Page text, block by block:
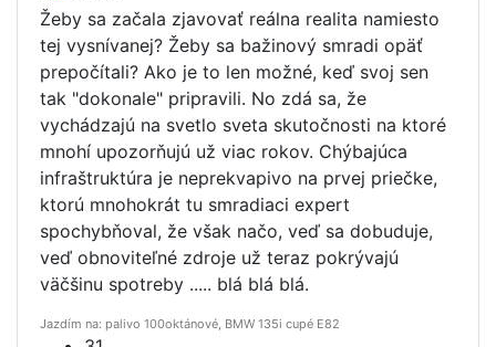
Žeby sa začala zjavovať reálna realita namiesto
tej vysnívanej? Žeby sa bažinový smradi opäť
prepočítali? Ako je to len možné, keď svoj sen
tak "dokonale" pripravili. No zdá sa, že
vychádzajú na svetlo sveta skutočnosti na ktoré
mnohí upozorňujú už viac rokov. Chýbajúca
infraštruktúra je neprekvapivo na prvej priečke,
ktorú mnohokrát tu smradiaci expert
spochybňoval, že však načo, veď sa dobuduje,
veď obnoviteľné zdroje už teraz pokrývajú
väčšinu spotreby ..... blá blá blá.
Jazdím na: palivo 100oktánové, BMW 135i cupé E82